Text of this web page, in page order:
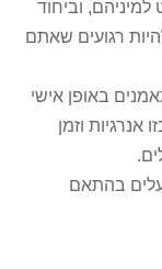
למיניהם, וביחוד
רגועים שאתם
באופן אישי
וזמן
בהתאם